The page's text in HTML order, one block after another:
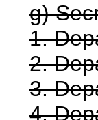
g)
1.
2.
3.
4.